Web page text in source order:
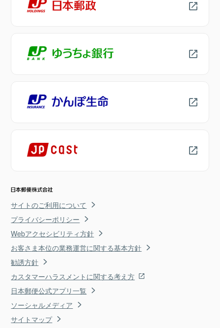
サイトのご利用について
プライバシーポリシー
Webアクセシビリティ方針
お客さま本位の業務運営に関する基本方針
勧誘方針
カスタマーハラスメントに関する考え方
日本郵便公式アプリ一覧
ソーシャルメディア
サイトマップ